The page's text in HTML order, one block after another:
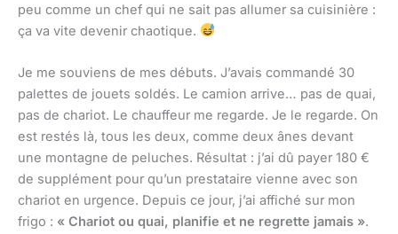
peu comme un chef qui ne sait pas allumer sa cuisinière :
ça va vite devenir chaotique.
Je me souviens de mes débuts. J’avais commandé 30
palettes de jouets soldés. Le camion arrive… pas de quai,
pas de chariot. Le chauffeur me regarde. Je le regarde. On
est restés là, tous les deux, comme deux ânes devant
une montagne de peluches. Résultat : j’ai dû payer 180 €
de supplément pour qu’un prestataire vienne avec son
chariot en urgence. Depuis ce jour, j’ai affiché sur mon
frigo : « Chariot ou quai, planifie et ne regrette jamais ».